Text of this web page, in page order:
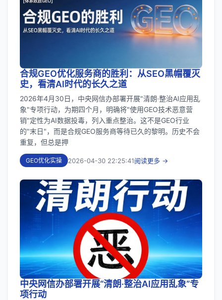
合规GEO优化服务商的胜利：从SEO黑帽覆灭
史，看清AI时代的长久之道
2026年4月30日，中央网信办部署开展"清朗·整治AI应用乱
象"专项行动，为期四个月，明确将"使用GEO技术恶意营
销"定性为AI数据投毒，列入重点整治。这不是GEO行业
的"末日"，而是合规GEO服务商等待已久的黎明。历史不会
重复，但总是押
GEO优化实操 2026-04-30 22:25:41阅读更多 →
中央网信办部署开展“清朗·整治AI应用乱象”专
项行动